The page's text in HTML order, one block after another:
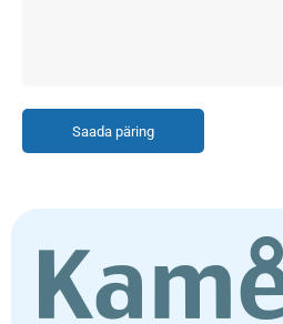
Saada päring